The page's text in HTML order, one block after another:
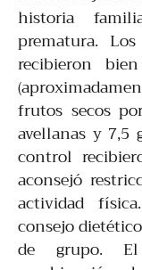
historia
prematura.
recibieron
frutos secos
avellanas y 7,5
control
aconsejó
actividad
consejo
de grupo.